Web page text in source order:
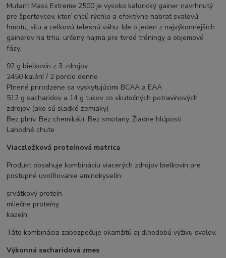
Mutant Mass Extreme 2500 je vysoko kalorický gainer navrhnutý
pre športovcov, ktorí chcú rýchlo a efektívne nabrať svalovú
hmotu, silu a celkovú telesnú váhu. Ide o jeden z najvýkonnejších
gainerov na trhu, určený najmä pre tvrdé tréningy a objemové
fázy.
92 g bielkovín z 3 zdrojov
2450 kalórií / 2 porcie denne
Plnené prirodzene sa vyskytujúcimi BCAA a EAA
512 g sacharidov a 14 g tukov zo skutočných potravinových
zdrojov (ako sú sladké zemiaky)
Bez plnív. Bez chemikálií. Bez smotany. Žiadne hlúposti
Lahodné chute
Viaczložková proteínová matrica
Produkt obsahuje kombináciu viacerých zdrojov bielkovín pre
postupné uvoľňovanie aminokyselín:
srvátkový proteín
mliečne proteíny
kazeín
Táto kombinácia zabezpečuje okamžitú aj dlhodobú výživu svalov.
Výkonná sacharidová zmes